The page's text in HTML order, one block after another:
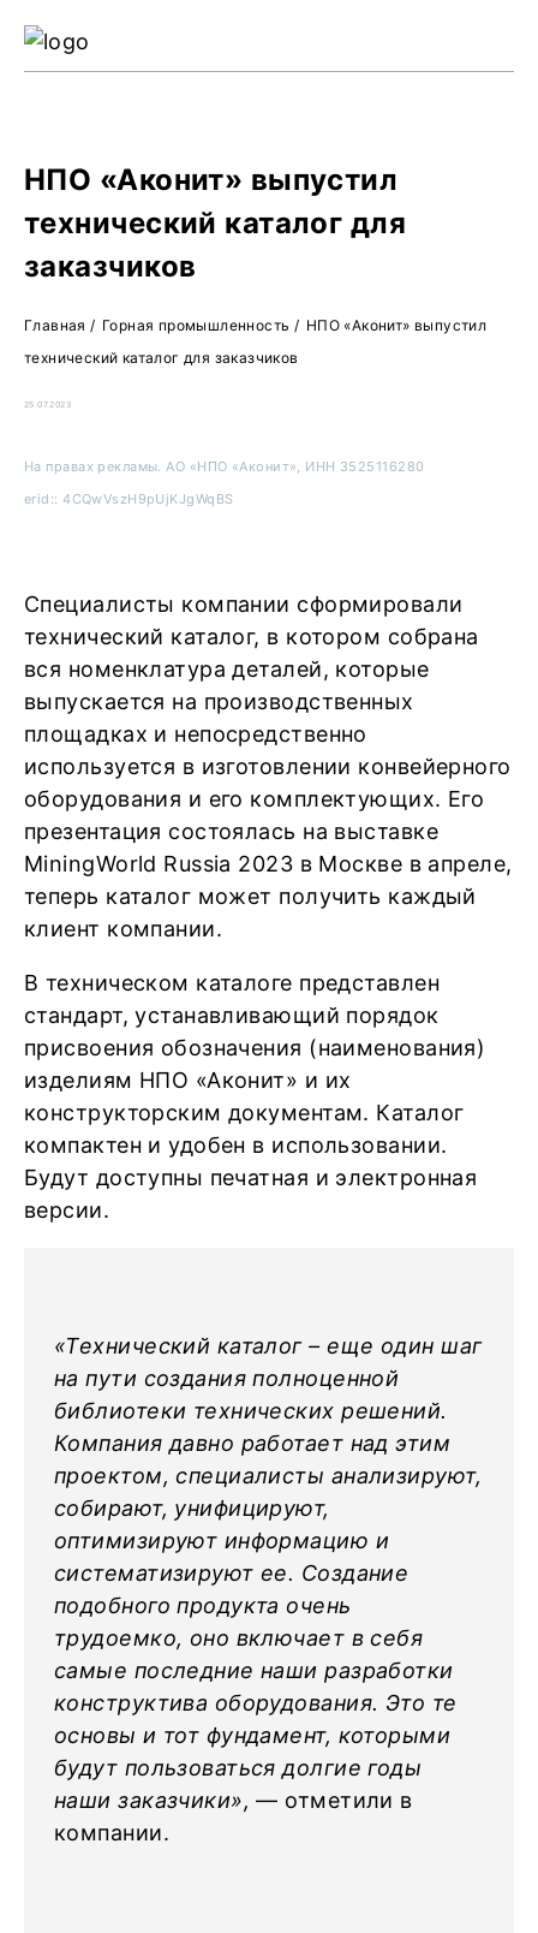
НПО «Аконит» выпустил
технический каталог для
заказчиков
Главная / Горная промышленность / НПО «Аконит» выпустил
технический каталог для заказчиков
25.07.2023
На правах рекламы. АО «НПО «Аконит», ИНН 3525116280
erid:: 4CQwVszH9pUjKJgWqBS
Специалисты компании сформировали
технический каталог, в котором собрана
вся номенклатура деталей, которые
выпускается на производственных
площадках и непосредственно
используется в изготовлении конвейерного
оборудования и его комплектующих. Его
презентация состоялась на выставке
MiningWorld Russia 2023 в Москве в апреле,
теперь каталог может получить каждый
клиент компании.
В техническом каталоге представлен
стандарт, устанавливающий порядок
присвоения обозначения (наименования)
изделиям НПО «Аконит» и их
конструкторским документам. Каталог
компактен и удобен в использовании.
Будут доступны печатная и электронная
версии.
«Технический каталог – еще один шаг
на пути создания полноценной
библиотеки технических решений.
Компания давно работает над этим
проектом, специалисты анализируют,
собирают, унифицируют,
оптимизируют информацию и
систематизируют ее. Создание
подобного продукта очень
трудоемко, оно включает в себя
самые последние наши разработки
конструктива оборудования. Это те
основы и тот фундамент, которыми
будут пользоваться долгие годы
наши заказчики», — отметили в
компании.